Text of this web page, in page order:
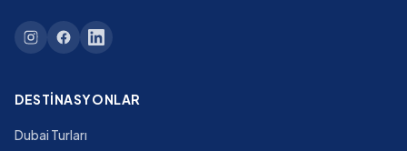
DESTINASYONLAR
Dubai Turları